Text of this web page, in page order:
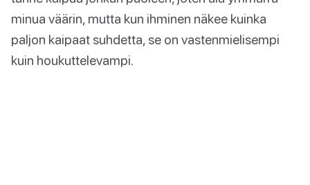
minua väärin, mutta kun ihminen näkee kuinka
paljon kaipaat suhdetta, se on vastenmielisempi
kuin houkuttelevampi.